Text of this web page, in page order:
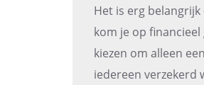
Het is erg
kom je op
kiezen om alleen
iedereen verzekerd